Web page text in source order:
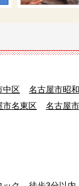
中区 名古屋市昭
市名東区 名古屋